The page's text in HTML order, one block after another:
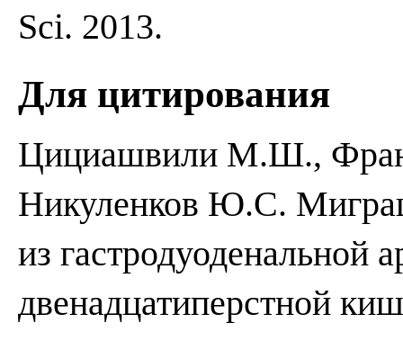
Sci. 2013.
Для цитирования
Цициашвили М.Ш.,
Никуленков Ю.С.
из гастродуоденальной
двенадцатиперстной